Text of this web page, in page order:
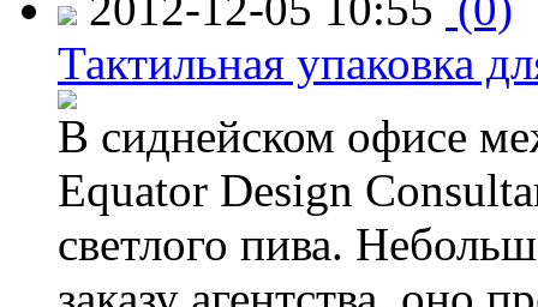
Тактильная упаковка
В сиднейском офисе
Equator Design
светлого пива.